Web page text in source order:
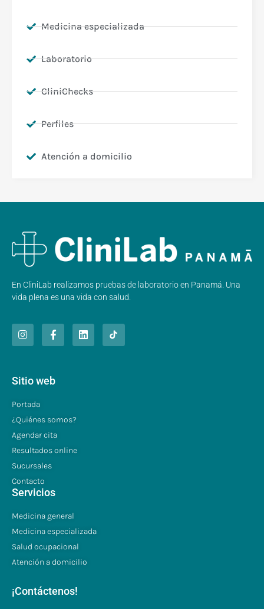
Medicina especializada
Laboratorio
CliniChecks
Perfiles
Atención a domicilio
En CliniLab realizamos pruebas de laboratorio en Panamá. Una
vida plena es una vida con salud.
Sitio web
Portada
¿Quiénes somos?
Agendar cita
Resultados online
Sucursales
Contacto
Servicios
Medicina general
Medicina especializada
Salud ocupacional
Atención a domicilio
¡Contáctenos!